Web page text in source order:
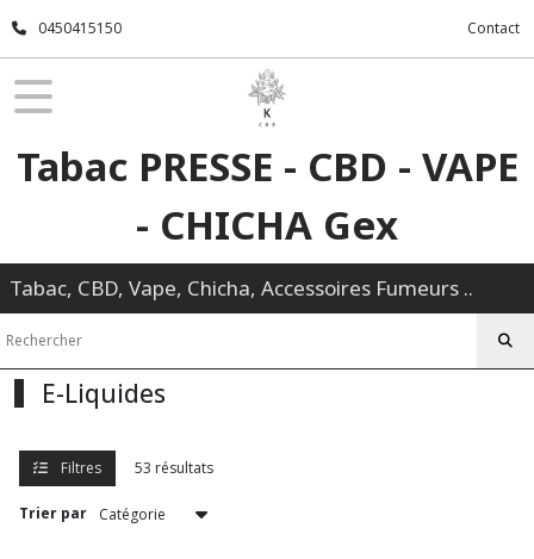
0450415150 Contact
Tabac PRESSE - CBD - VAPE
- CHICHA Gex
Tabac, CBD, Vape, Chicha, Accessoires Fumeurs ..
E-Liquides
Filtres 53 résultats
Trier par
Fermer
FILTRES
Le
Petit
(14)
Le
Petit
Frais